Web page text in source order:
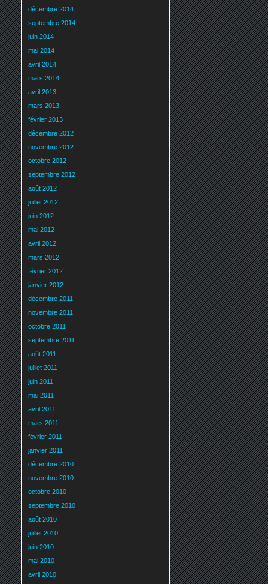
décembre 2014
septembre 2014
juin 2014
mai 2014
avril 2014
mars 2014
avril 2013
mars 2013
février 2013
décembre 2012
novembre 2012
octobre 2012
septembre 2012
août 2012
juillet 2012
juin 2012
mai 2012
avril 2012
mars 2012
février 2012
janvier 2012
décembre 2011
novembre 2011
octobre 2011
septembre 2011
août 2011
juillet 2011
juin 2011
mai 2011
avril 2011
mars 2011
février 2011
janvier 2011
décembre 2010
novembre 2010
octobre 2010
septembre 2010
août 2010
juillet 2010
juin 2010
mai 2010
avril 2010